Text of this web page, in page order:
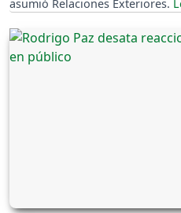
asumió Relaciones Exteriores.